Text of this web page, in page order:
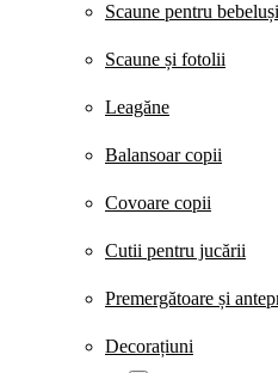
Scaune pentru bebeluși
Scaune și fotolii
Leagăne
Balansoar copii
Covoare copii
Cutii pentru jucării
Premergătoare și
Decorațiuni